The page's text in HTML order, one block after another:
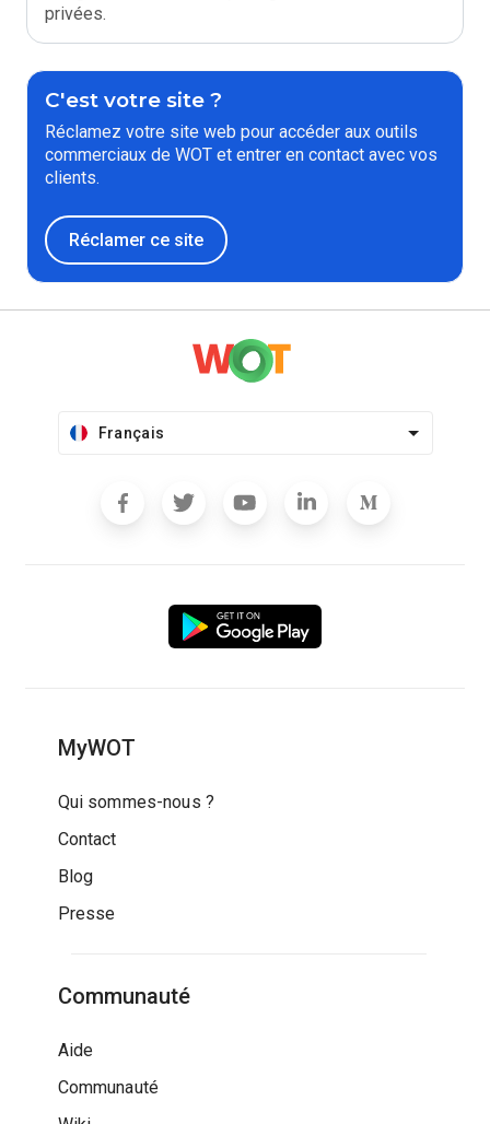
privées.
C'est votre site ?
Réclamez votre site web pour accéder aux outils
commerciaux de WOT et entrer en contact avec vos
clients.
Réclamer ce site
Français
MyWOT
Qui sommes-nous ?
Contact
Blog
Presse
Communauté
Aide
Communauté